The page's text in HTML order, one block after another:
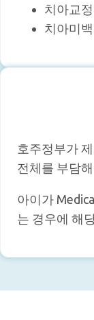
치아교
치아미
호주정부가
전체를 부담
아이가
는 경우에 해